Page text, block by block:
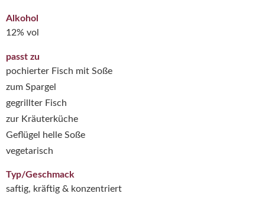
Alkohol
12% vol
passt zu
pochierter Fisch mit Soße
zum Spargel
gegrillter Fisch
zur Kräuterküche
Geflügel helle Soße
vegetarisch
Typ/Geschmack
saftig, kräftig & konzentriert